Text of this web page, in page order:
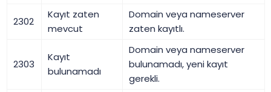
2302
Kayıt zaten
mevcut
Domain veya nameserver
zaten kayıtlı.
2303
Kayıt
bulunamadı
Domain veya nameserver
bulunamadı, yeni kayıt
gerekli.